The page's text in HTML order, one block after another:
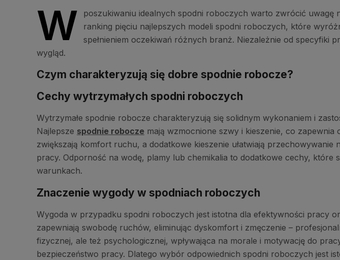
W
poszukiwaniu idealnych spodni roboczych warto zwrócić
ranking pięciu najlepszych modeli spodni roboczych, które
spełnieniem oczekiwań różnych branż. Niezależnie od specyfiki
wygląd.
Czym charakteryzują się dobre spodnie robocze?
Cechy wytrzymałych spodni roboczych
Wytrzymałe spodnie robocze charakteryzują się solidnym wykonaniem i
Najlepsze spodnie robocze mają wzmocnione szwy i kieszenie, co
zwiększają komfort ruchu, a dodatkowe kieszenie ułatwiają
pracy. Odporność na wodę, plamy lub chemikalia to dodatkowe cechy,
warunkach.
Znaczenie wygody w spodniach roboczych
Wygoda w przypadku spodni roboczych jest istotna dla efektywności pracy
zapewniają swobodę ruchów, eliminując dyskomfort i zmęczenie –
fizycznej, ale też psychologicznej, wpływająca na morale i motywację do
bezpieczeństwo pracy. Dlatego wybór odpowiednich spodni roboczych jest